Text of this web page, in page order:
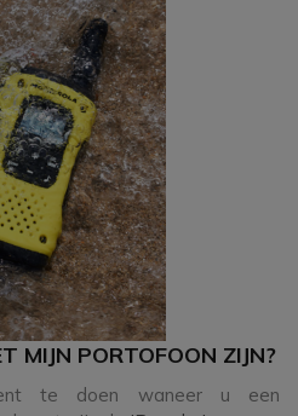
MIJN PORTOFOON ZIJN?
te doen waneer u een